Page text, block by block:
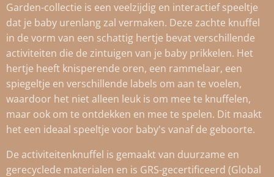
Garden-collectie is een veelzijdig en interactief speeltje
dat je baby urenlang zal vermaken. Deze zachte knuffel
in de vorm van een schattig hertje bevat verschillende
activiteiten die de zintuigen van je baby prikkelen. Het
hertje heeft knisperende oren, een rammelaar, een
spiegeltje en verschillende labels om aan te voelen,
waardoor het niet alleen leuk is om mee te knuffelen,
maar ook om te ontdekken en mee te spelen. Dit maakt
het een ideaal speeltje voor baby's vanaf de geboorte.
De activiteitenknuffel is gemaakt van duurzame en
gerecyclede materialen en is GRS-gecertificeerd (Global